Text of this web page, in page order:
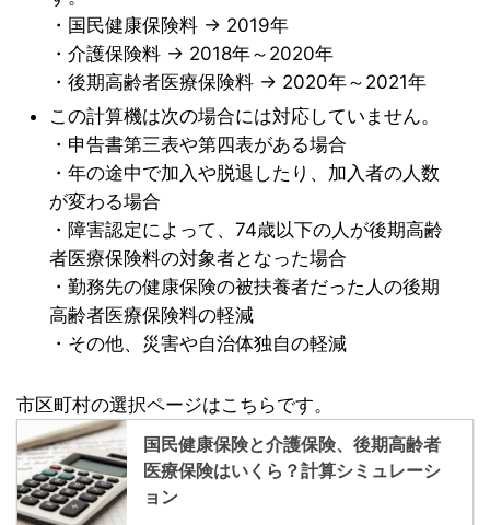
・国民健康保険料 → 2019年
・介護保険料 → 2018年～2020年
・後期高齢者医療保険料 → 2020年～2021年
この計算機は次の場合には対応していません。
・申告書第三表や第四表がある場合
・年の途中で加入や脱退したり、加入者の人数
が変わる場合
・障害認定によって、74歳以下の人が後期高齢
者医療保険料の対象者となった場合
・勤務先の健康保険の被扶養者だった人の後期
高齢者医療保険料の軽減
・その他、災害や自治体独自の軽減
市区町村の選択ページはこちらです。
国民健康保険と介護保険、後期高齢者
医療保険はいくら？計算シミュレーシ
ョン